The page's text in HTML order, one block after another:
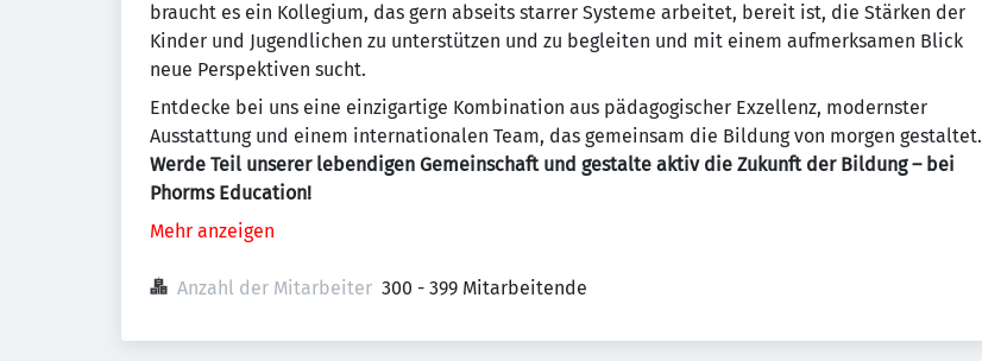
braucht es ein Kollegium, das gern abseits starrer Systeme arbeitet, bereit ist, die Stärken der
Kinder und Jugendlichen zu unterstützen und zu begleiten und mit einem aufmerksamen Blick
neue Perspektiven sucht.
Entdecke bei uns eine einzigartige Kombination aus pädagogischer Exzellenz, modernster
Ausstattung und einem internationalen Team, das gemeinsam die Bildung von morgen gestaltet.
Werde Teil unserer lebendigen Gemeinschaft und gestalte aktiv die Zukunft der Bildung – bei
Phorms Education!
Mehr anzeigen
Anzahl der Mitarbeiter 300 - 399 Mitarbeitende